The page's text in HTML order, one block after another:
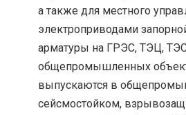
а также для местного
электроприводами
арматуры на ГРЭС, ТЭЦ,
общепромышленных
выпускаются в
сейсмостойком,